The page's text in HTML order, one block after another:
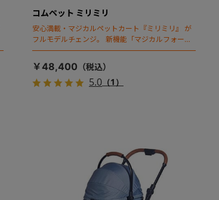
コムペット ミリミリ
安心満載・マジカルペットカート『ミリミリ』 が
フルモデルチェンジ。 新機能「マジカルフォール
ディング」搭載
￥48,400
5.0（1）